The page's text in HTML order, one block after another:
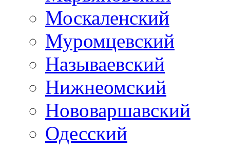
Москаленский
Муромцевский
Называевский
Нижнеомский
Нововаршавский
Одесский